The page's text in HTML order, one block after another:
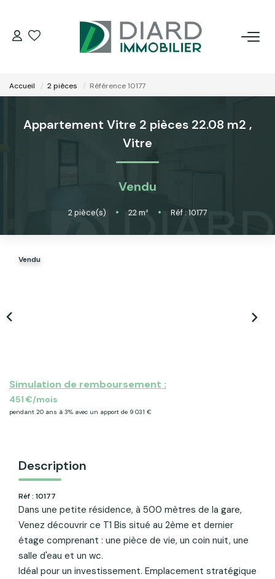
LOUER
VENDRE / ESTIMER
EXTRANET
Accueil 2 pièces Référence 10177
Appartement Vitre 2 pièces 22.08 m2 ,
Vitre
Vendu
2pièce(s) • 22m² • Réf : 10177
Vendu
Simulation de remboursement :
451 €/mois
pendant 20 ans à 3% avec un apport de 9 031 €
Description
Réf : 10177
Dans une petite résidence, à 500 mètres de la gare,
Venez découvrir ce T1 Bis situé au 2ème et dernier
étage comprenant : une pièce de vie, un coin nuit, une
salle d'eau et un wc.
Idéal pour un investissement. Emplacement stratégique